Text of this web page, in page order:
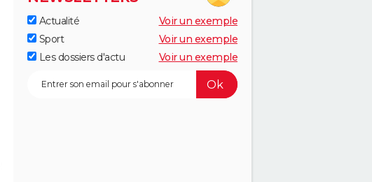
Actualité
Voir un exemple
Sport
Voir un exemple
Les dossiers d'actu
Voir un exemple